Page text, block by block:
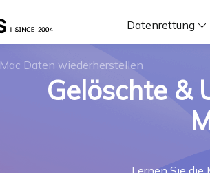
Datenrettung
Mac Daten wiederherstellen
Gelöschte &
Lernen Sie die